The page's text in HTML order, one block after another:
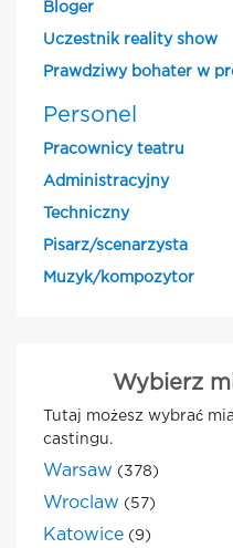
Bloger
Uczestnik reality show
Prawdziwy bohater w
Personel
Pracownicy teatru
Administracyjny
Techniczny
Pisarz/scenarzysta
Muzyk/kompozytor
Wybierz
Tutaj możesz wybrać
castingu.
Warsaw (378)
Wroclaw (57)
Katowice (9)